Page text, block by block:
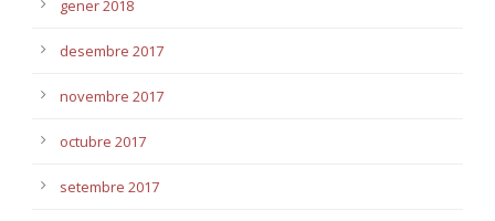
gener 2018
desembre 2017
novembre 2017
octubre 2017
setembre 2017